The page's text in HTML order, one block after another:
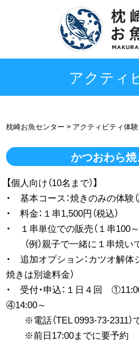
アクティ
枕崎お魚センター > アクティビティ体験
かつおわら
【個人向け（10名まで）】
・ 基本コース：焼きのみの体験（
・ 料金：１串1,500円（税込）
・ １串単位での販売（１串100
（例）親子で一緒に１串焼い
・ 追加オプション：カツオ解体
焼きは別途料金）
・ 受付・申込：１日４回
④14:00～
※電話（TEL 0993-73-2311）
※前日17:00までに要予約